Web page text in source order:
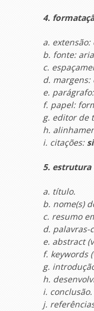
4.
a.
b. fonte:
c.
d.
e.
f. papel:
g. editor de
h.
i. citações:
5.
a. título.
b. nome(s)
c. resumo
d. palavras-
e. abstract
f. keywords
g.
h.
i. conclusão.
j.